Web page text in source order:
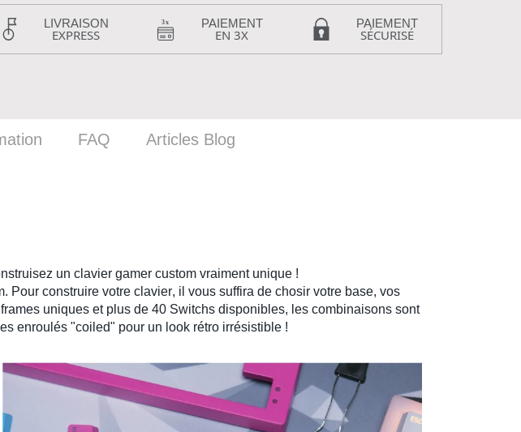
LIVRAISON
EXPRESS
PAIEMENT
EN 3X
PAIEMENT
SÉCURISÉ
un clavier gamer custom vraiment unique !
Pour construire votre clavier, il vous suffira de chosir votre base, vos
frames uniques et plus de 40 Switchs disponibles, les combinaisons sont
enroulés "coiled" pour un look rétro irrésistible !
FAQ Articles Blog